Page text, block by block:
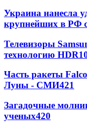
Украина нанесла
крупнейших в РФ
Телевизоры
технологию
Часть ракеты
Луны - СМИ421
Загадочные
ученых420